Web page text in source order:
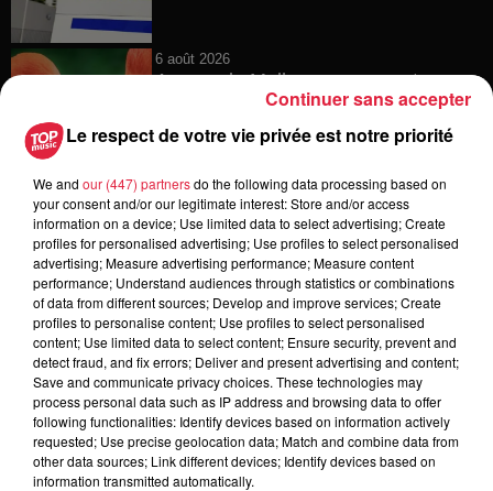
6 août 2026
Au zoo de Mulhouse : rencontre
avec les flamants rouges
6 août 2026
Les dernières infos sur la venue du
pape à Metz en septembre
5 août 2026
Europa-Park : des précisons sur
l’après Euro-Mir
Le respect de votre vie privée est notre priorité
We and our (447) partnersdo the following data processing based on
your consent and/or our legitimate interest: Store and/or access
information on a device; Use limited data to select advertising; Create
profiles for personalised advertising; Use profiles to select personalised
advertising; Measure advertising performance; Measure content
performance; Understand audiences through statistics or combinations
of data from different sources; Develop and improve services; Create
profiles to personalise content; Use profiles to select personalised
content; Use limited data to select content; Ensure security, prevent and
detect fraud, and fix errors; Deliver and present advertising and content;
Save and communicate privacy choices. These technologies may
process personal data such as IP address and browsing data to offer
following functionalities: Identify devices based on information actively
requested; Use precise geolocation data; Match and combine data from
other data sources; Link different devices; Identify devices based on
information transmitted automatically.
Continuer sans accepter